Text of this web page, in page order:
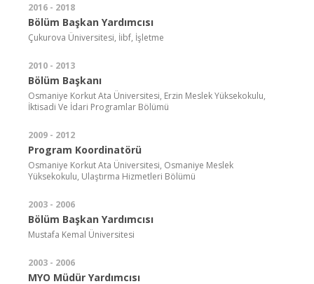
2016 - 2018
Bölüm Başkan Yardımcısı
Çukurova Üniversitesi, İibf, İşletme
2010 - 2013
Bölüm Başkanı
Osmaniye Korkut Ata Üniversitesi, Erzin Meslek Yüksekokulu,
İktisadi Ve İdari Programlar Bölümü
2009 - 2012
Program Koordinatörü
Osmaniye Korkut Ata Üniversitesi, Osmaniye Meslek
Yüksekokulu, Ulaştırma Hizmetleri Bölümü
2003 - 2006
Bölüm Başkan Yardımcısı
Mustafa Kemal Üniversitesi
2003 - 2006
MYO Müdür Yardımcısı